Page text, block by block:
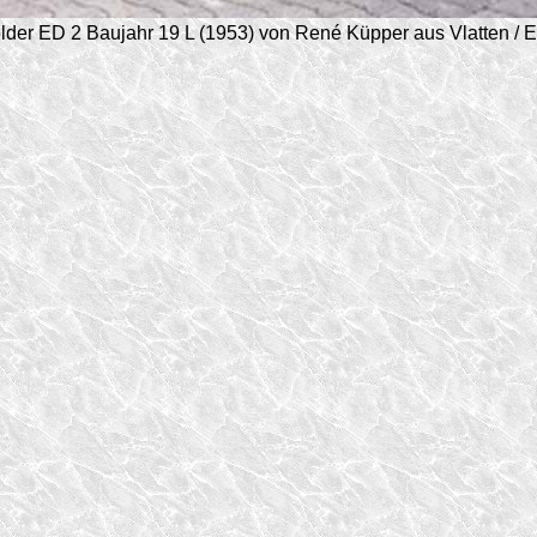
ED 2 Baujahr 19 L (1953) von René Küpper aus Vlatten /